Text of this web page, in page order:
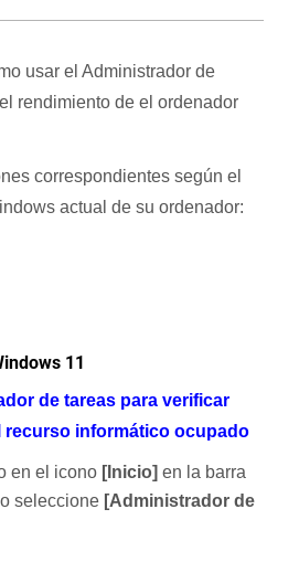
usar el Administrador de
rendimiento de el ordenador
correspondientes según el
actual de su ordenador:
11
de tareas para verificar
recurso informático ocupado
en el icono [Inicio] en la barra
seleccione [Administrador de